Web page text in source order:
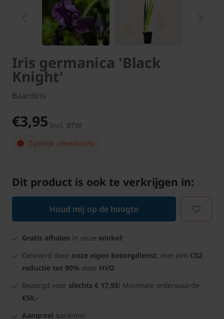
Iris germanica 'Black
Knight'
Baardiris
€3,95 Incl. BTW
Tijdelijk uitverkocht
Dit product is ook te verkrijgen in:
Houd mij op de hoogte
Gratis afhalen in onze winkel!
Geleverd door onze eigen bezorgdienst, met een C02
reductie tot 90% door HVO
Bezorgd voor slechts € 17,95! Minimale orderwaarde
€50,-
Aangroei garantie!